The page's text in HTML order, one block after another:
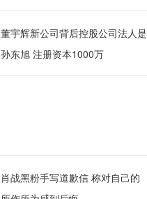
董宇辉新公司背后控股公司法人是
孙东旭 注册资本1000万
肖战黑粉手写道歉信 称对自己的